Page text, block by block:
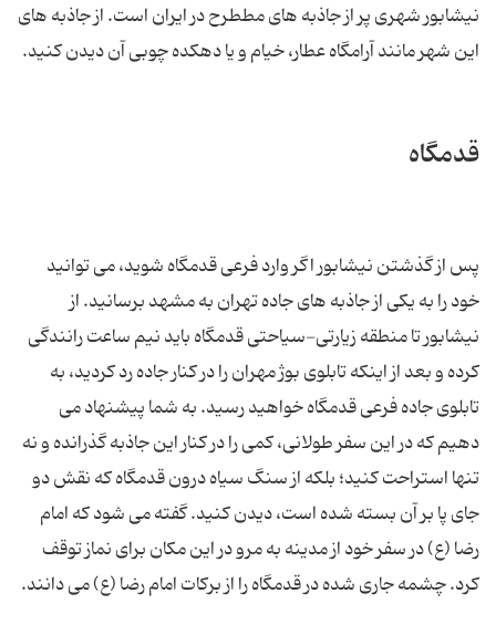
نیشابور شهری پر از جاذبه های مططرح در ایران است. از جاذبه های
این شهر مانند آرامگاه عطار، خیام و یا دهکده چوبی آن دیدن کنید.
قدمگاه
پس از گذشتن نیشابور اگر وارد فرعی قدمگاه شوید، می توانید
خود را به یکی از جاذبه های جاده تهران به مشهد برسانید. از
نیشابور تا منطقه زیارتی-سیاحتی قدمگاه باید نیم ساعت رانندگی
کرده و بعد از اینکه تابلوی بوژ مهران را در کنار جاده رد کردید، به
تابلوی جاده فرعی قدمگاه خواهید رسید. به شما پیشنهاد می
دهیم که در این سفر طولانی، کمی را در کنار این جاذبه گذرانده و نه
تنها استراحت کنید؛ بلکه از سنگ سیاه درون قدمگاه که نقش دو
جای پا بر آن بسته شده است، دیدن کنید. گفته می شود که امام
رضا (ع) در سفر خود از مدینه به مرو در این مکان برای نماز توقف
کرد. چشمه جاری شده در قدمگاه را از برکات امام رضا (ع) می دانند.